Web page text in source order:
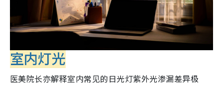
室内灯光
医美院长亦解释室内常见的日光灯紫外光渗漏差异极